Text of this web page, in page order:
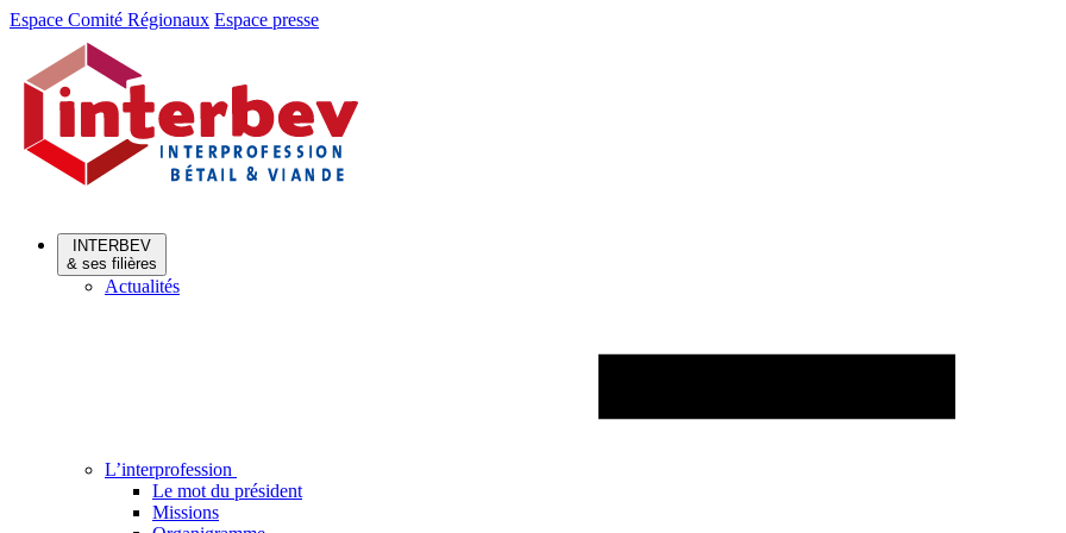
Aller
Aller
contenu
Espace Comité Régionaux Espace presse
INTERBEV
& ses filières
Actualités
L’interprofession
Le mot du président
Missions